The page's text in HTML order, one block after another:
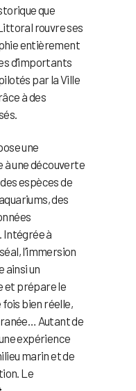
que
rouvre ses
entièrement
d’importants
par la Ville
à des
une
à une découverte
espèces de
des
Intégrée à
l’immersion
ainsi un
et prépare le
bien réelle,
Autant de
expérience
marin et de
Le